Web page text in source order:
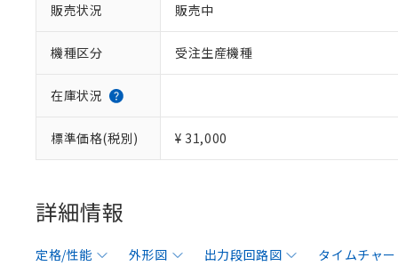
販売状況 販売中
機種区分 受注生産機種
在庫状況
標準価格(税別) ¥ 31,000
詳細情報
定格/性能 外形図 出力段回路図 タイムチャー